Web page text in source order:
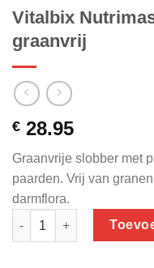
Vitalbix
graanvrij
€ 28.95
Graanvrije slobber met
paarden. Vrij van
darmflora.
Vitalbix Nutrimash 14 kg